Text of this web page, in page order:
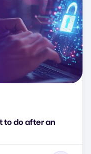
to do after an